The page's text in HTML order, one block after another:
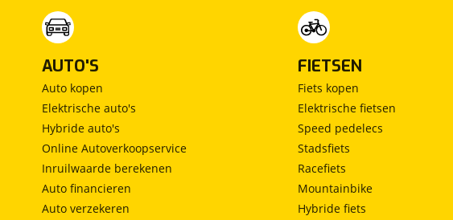
AUTO'S
Auto kopen
Elektrische auto's
Hybride auto's
Online Autoverkoopservice
Inruilwaarde berekenen
Auto financieren
Auto verzekeren
FIETSEN
Fiets kopen
Elektrische fietsen
Speed pedelecs
Stadsfiets
Racefiets
Mountainbike
Hybride fiets